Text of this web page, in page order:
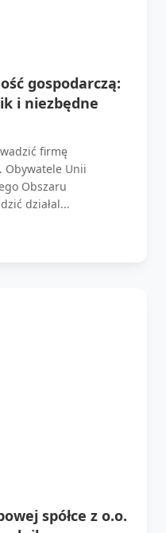
gospodarczą:
i niezbędne
firmę
Obywatele Unii
Obszaru
działal...
spółce z o.o.